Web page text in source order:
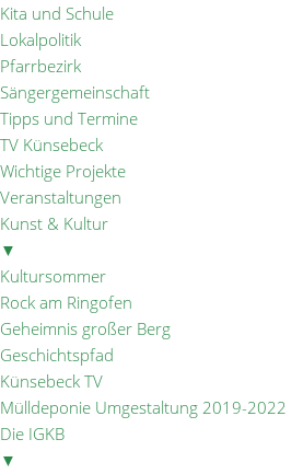
Kita und Schule
Lokalpolitik
Pfarrbezirk
Sängergemeinschaft
Tipps und Termine
TV Künsebeck
Wichtige Projekte
Veranstaltungen
Kunst & Kultur
▼
Kultursommer
Rock am Ringofen
Geheimnis großer Berg
Geschichtspfad
Künsebeck TV
Mülldeponie Umgestaltung 2019-2022
Die IGKB
▼